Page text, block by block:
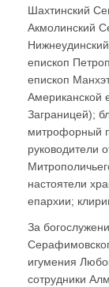
Шахтинский
Акмолинский
епископ
епископ
Американской
Заграницей);
митрофорный
руководители
настоятели
епархии;
За
игумения
сотрудники